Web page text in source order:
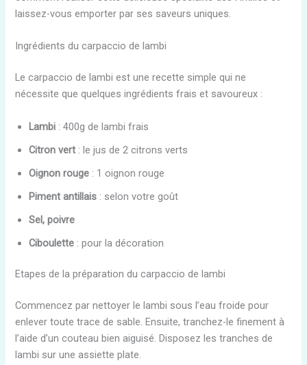
laissez-vous emporter par ses saveurs uniques.
Ingrédients du carpaccio de lambi
Le carpaccio de lambi est une recette simple qui ne
nécessite que quelques ingrédients frais et savoureux :
Lambi : 400g de lambi frais
Citron vert : le jus de 2 citrons verts
Oignon rouge : 1 oignon rouge
Piment antillais : selon votre goût
Sel, poivre
Ciboulette : pour la décoration
Etapes de la préparation du carpaccio de lambi
Commencez par nettoyer le lambi sous l’eau froide pour
enlever toute trace de sable. Ensuite, tranchez-le finement à
l’aide d’un couteau bien aiguisé. Disposez les tranches de
lambi sur une assiette plate.